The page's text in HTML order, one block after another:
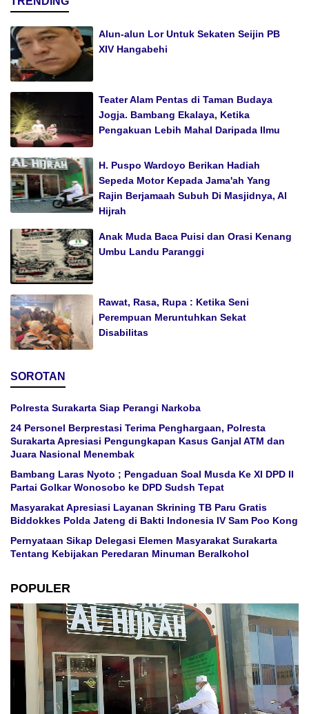
Alun-alun Lor Untuk Sekaten Seijin PB
XIV Hangabehi
Teater Alam Pentas di Taman Budaya
Jogja. Bambang Ekalaya, Ketika
Pengakuan Lebih Mahal Daripada Ilmu
H. Puspo Wardoyo Berikan Hadiah
Sepeda Motor Kepada Jama'ah Yang
Rajin Berjamaah Subuh Di Masjidnya, Al
Hijrah
Anak Muda Baca Puisi dan Orasi Kenang
Umbu Landu Paranggi
Rawat, Rasa, Rupa : Ketika Seni
Perempuan Meruntuhkan Sekat
Disabilitas
SOROTAN
Polresta Surakarta Siap Perangi Narkoba
24 Personel Berprestasi Terima Penghargaan, Polresta
Surakarta Apresiasi Pengungkapan Kasus Ganjal ATM dan
Juara Nasional Menembak
Bambang Laras Nyoto ; Pengaduan Soal Musda Ke XI DPD II
Partai Golkar Wonosobo ke DPD Sudsh Tepat
Masyarakat Apresiasi Layanan Skrining TB Paru Gratis
Biddokkes Polda Jateng di Bakti Indonesia IV Sam Poo Kong
Pernyataan Sikap Delegasi Elemen Masyarakat Surakarta
Tentang Kebijakan Peredaran Minuman Beralkohol
POPULER